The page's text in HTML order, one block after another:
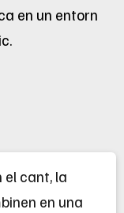
en un entorn
el cant, la
en una